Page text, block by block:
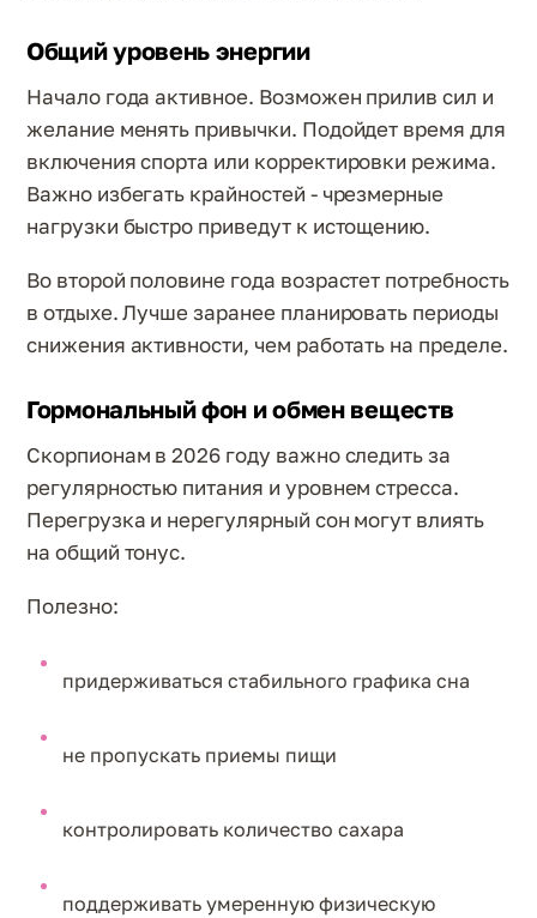
Общий уровень энергии
Начало года активное. Возможен прилив сил и
желание менять привычки. Подойдет время для
включения спорта или корректировки режима.
Важно избегать крайностей - чрезмерные
нагрузки быстро приведут к истощению.
Во второй половине года возрастет потребность
в отдыхе. Лучше заранее планировать периоды
снижения активности, чем работать на пределе.
Гормональный фон и обмен веществ
Скорпионам в 2026 году важно следить за
регулярностью питания и уровнем стресса.
Перегрузка и нерегулярный сон могут влиять
на общий тонус.
Полезно:
придерживаться стабильного графика сна
не пропускать приемы пищи
контролировать количество сахара
поддерживать умеренную физическую